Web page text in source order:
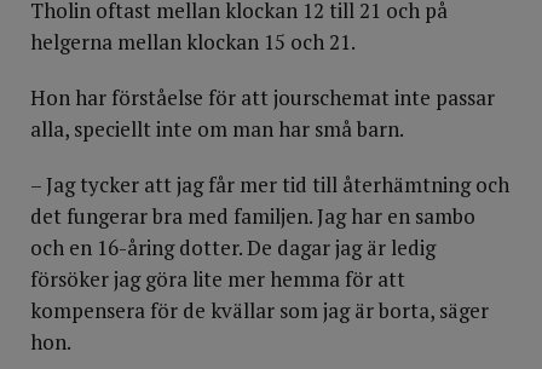
Tholin oftast mellan klockan 12 till 21 och på
helgerna mellan klockan 15 och 21.
Hon har förståelse för att jourschemat inte passar
alla, speciellt inte om man har små barn.
– Jag tycker att jag får mer tid till återhämtning och
det fungerar bra med familjen. Jag har en sambo
och en 16-åring dotter. De dagar jag är ledig
försöker jag göra lite mer hemma för att
kompensera för de kvällar som jag är borta, säger
hon.